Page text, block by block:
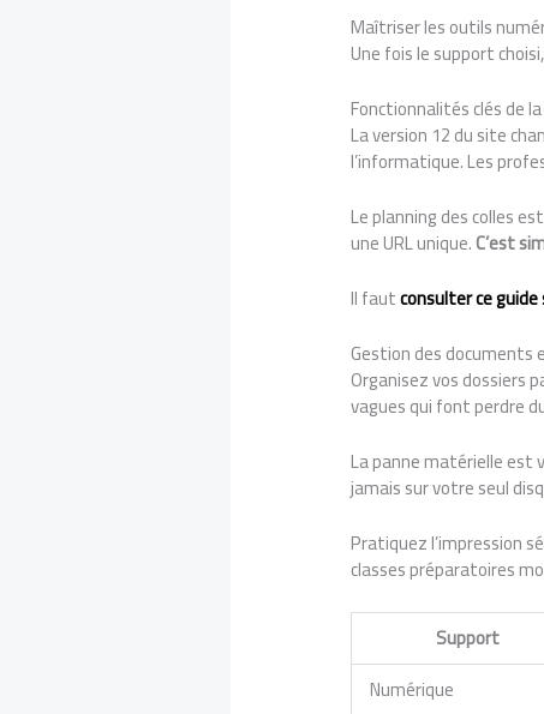
Maîtriser les outils
Une fois le support
Fonctionnalités clés de
La version 12 du site
l’informatique. Les
Le planning des colles
une URL unique.C’est
Il fautconsulter ce
Gestion des
Organisez vos dossiers
vagues qui font perdre
La panne matérielle est
jamais sur votre seul
Pratiquez l’impression
classes préparatoires
Support
Numérique